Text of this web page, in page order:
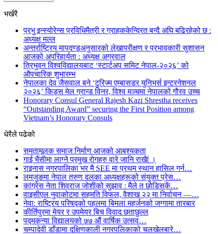
भर्खरै
प्रभु इन्स्योरेन्स प्रविधिमैत्री र ग्राहककेन्द्रित बन्दै अघि बढिरहेको छ :
अध्यक्ष मल्ल
अन्तर्राष्ट्रिय मापदण्डअनुसारको लेखापरीक्षण र प्रभावकारी सुशासन
आजको अपरिहार्यता : अध्यक्ष अग्रवाल
त्रिभुवन विश्वविद्यालयबाट ‘स्टार्टअप समिट नेपाल-२०२६’ को
औपचारिक शुभारम्भ
नेपालका देव जैसवाल बने ‘टुरिज्म एम्बासडर युनिभर्स इन्टरनेशनल
२०२६’ किड्स मेल ग्रान्ड विनर, विश्व मञ्चमा नेपालको गौरव उच्च
Honorary Consul General Rajesh Kazi Shrestha receives
“Outstanding Award” securing the First Position among
Vietnam’s Honorary Consuls
धेरैले पढेको
समतामूलक समाज निर्माण आजको आबश्यकता
गाई भैंसीमा लाग्ने प्रमुख रोगहरु वारे जानि राखैां ।
राइनास नगरपालिका भर मै SEE मा प्रथम स्थान हासिल गर्न…
लमजुङमा नेपाल तरुण दलका अध्यक्षहरूको संयुक्त प्रेस…
कांग्रेस नेता शिवराज जोशीको सुझाव : मैले त छोडिसकें…
वाइसीएल नुवाकोटमा सहमति विफल, वैशाख २२ मा निर्वाचन —…
नेवा: राष्ट्रिय परिषद्को पहलमा बिमला महर्जनको जग्गामा तारबार
कीर्तिपुरमा मेयर र उपमेयर बिच विवाद छताछुल्ल
पद्मकन्या विद्यालयको ७७ औं ‌‌वार्षिक ‌उत्सव…
चम्पादेवी डाँडामा दक्षिणकाली नगरपलिकाको चलखेलबारे…